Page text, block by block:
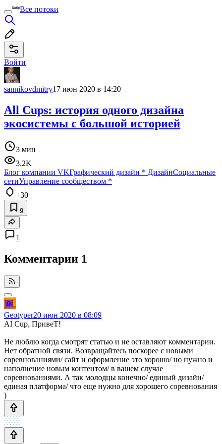
Все потоки
Войти
sannikovdmitry17 июн 2020 в 14:20
All Cups: история одного дизайна
экосистемы с большой историей
3 мин
3.2K
Блог компании VKГрафический дизайн * ДизайнСоциальные
сетиУправление сообществом *
+30
9
1
Комментарии 1
Geotyper20 июн 2020 в 08:09
AI Cup, ПривеТ!
Не люблю когда смотрят статью и не оставляют комментарии.
Нет обратной связи. Возвращайтесь поскорее с новыми
соревнованиями/ сайт и оформление это хорошо/ но нужно и
наполнение новым контентом/ в вашем случае
соревнованиями. А так молодцы конечно/ единый дизайн/
единая платформа/ что еще нужно для хорошего соревнования
)